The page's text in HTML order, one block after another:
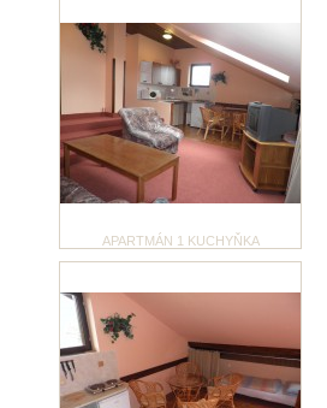
APARTMÁN 1 KUCHYŇKA